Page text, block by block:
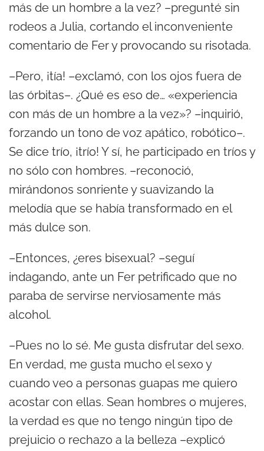
más de un hombre a la vez? –pregunté sin
rodeos a Julia, cortando el inconveniente
comentario de Fer y provocando su risotada.
–Pero, ¡tía! –exclamó, con los ojos fuera de
las órbitas–. ¿Qué es eso de… «experiencia
con más de un hombre a la vez»? –inquirió,
forzando un tono de voz apático, robótico–.
Se dice trío, ¡trío! Y sí, he participado en tríos y
no sólo con hombres. –reconoció,
mirándonos sonriente y suavizando la
melodía que se había transformado en el
más dulce son.
–Entonces, ¿eres bisexual? –seguí
indagando, ante un Fer petrificado que no
paraba de servirse nerviosamente más
alcohol.
–Pues no lo sé. Me gusta disfrutar del sexo.
En verdad, me gusta mucho el sexo y
cuando veo a personas guapas me quiero
acostar con ellas. Sean hombres o mujeres,
la verdad es que no tengo ningún tipo de
prejuicio o rechazo a la belleza –explicó